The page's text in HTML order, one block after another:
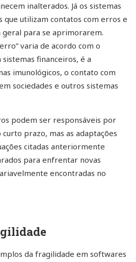
inalterados. Já os sistemas
que utilizam contatos com erros e
geral para se aprimorarem.
varia de acordo com o
financeiros, é a
imunológicos, o contato com
sociedades e outros sistemas
podem ser responsáveis por
prazo, mas as adaptações
citadas anteriormente
para enfrentar novas
encontradas no
da fragilidade em softwares